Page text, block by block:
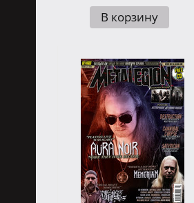
В корзину